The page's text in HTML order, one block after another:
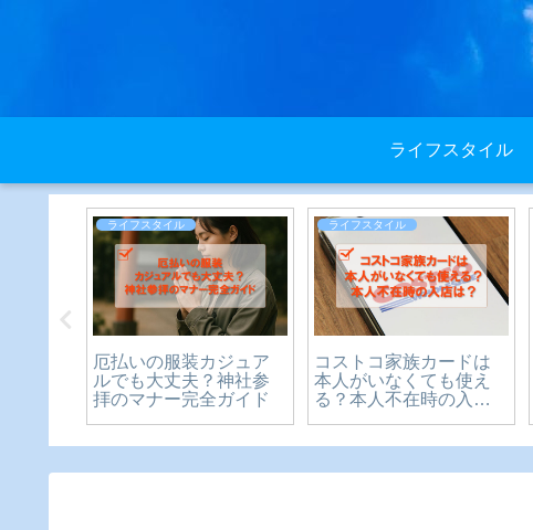
ライフスタイル
ライフスタイル
厄払いの服装カジュア
ルでも大丈夫？神社参
拝のマナー完全ガイド
ライフスタイル
コストコ家族カードは
本人がいなくても使え
る？本人不在時の入店